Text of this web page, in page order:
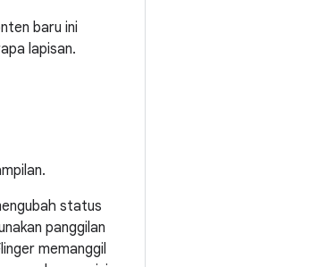
baru ini
lapisan.
status
panggilan
memanggil